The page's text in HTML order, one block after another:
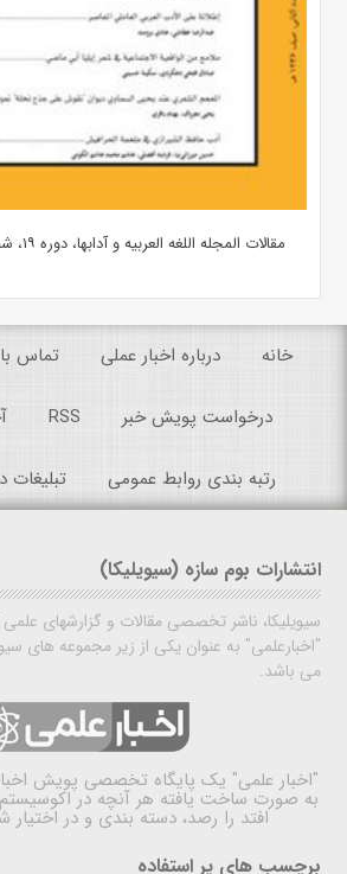
مقالات المجله اللغه العربیه و آدابها، دوره ۱۹، شماره ۱ منتشر شد
خانه درباره اخبار عملی تماس
درخواست پویش خبر RSS
رتبه بندی روابط عمومی تبلیغات
انتشارات بوم سازه (سیویلیکا)
سیویلیکا، ناشر تخصصی مقالات و گزارشهای
"اخبارعلمی" به عنوان یکی از زیر مجموعه های
می باشد.
"اخبار علمی" یک پایگاه تخصصی پویش
به صورت ساخت یافته هر آنچه در
افتد را رصد، دسته بندی و در اختیار
برچسب های پر استفاده